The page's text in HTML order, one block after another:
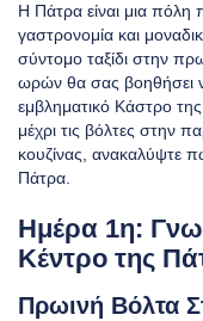
Η Πάτρα είναι μια πόλη
γαστρονομία και
σύντομο ταξίδι στην
ωρών θα σας βοηθήσει
εμβληματικό Κάστρο
μέχρι τις βόλτες στην
κουζίνας, ανακαλύψτε
Πάτρα.
Ημέρα 1η:
Κέντρο της
Πρωινή Βόλτα